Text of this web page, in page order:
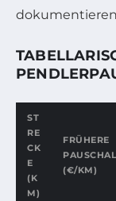
ST
RE
CK
E
(K
M)
FRÜHERE
(€/KM)